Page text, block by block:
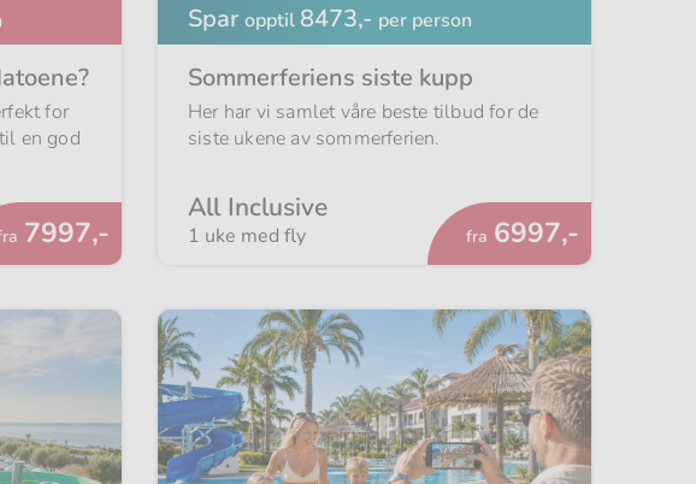
for
en god
Fra
7997,-
Sparopptil 8473,- per person
Sommerferiens siste kupp
Her har vi samlet våre beste tilbud for de
siste ukene av sommerferien.
All Inclusive
1 uke med fly fra Fra
6997,-